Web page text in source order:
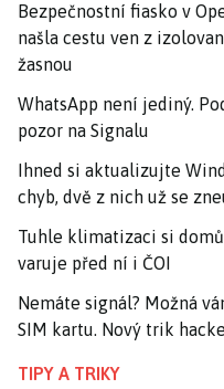
Bezpečnostní fiasko v
našla cestu ven z
žasnou
WhatsApp není jediný.
pozor na Signalu
Ihned si aktualizujte
chyb, dvě z nich už se
Tuhle klimatizaci si
varuje před ní i ČOI
Nemáte signál? Možná
SIM kartu. Nový trik
TIPY A TRIKY